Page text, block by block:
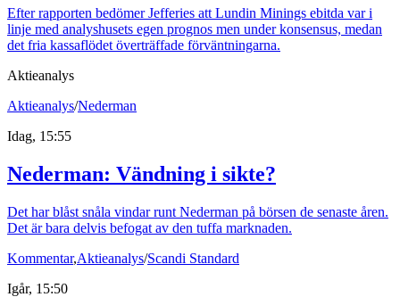
Efter rapporten bedömer Jefferies att Lundin Minings ebitda var i
linje med analyshusets egen prognos men under konsensus, medan
det fria kassaflödet överträffade förväntningarna.
Aktieanalys
Aktieanalys/Nederman
Idag, 15:55
Nederman: Vändning i sikte?
Det har blåst snåla vindar runt Nederman på börsen de senaste åren.
Det är bara delvis befogat av den tuffa marknaden.
Kommentar,Aktieanalys/Scandi Standard
Igår, 15:50